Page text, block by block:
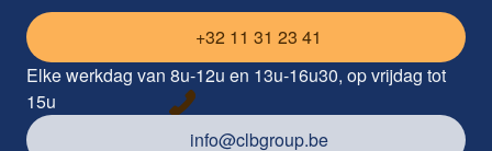
+32 11 31 23 41
Elke werkdag van 8u-12u en 13u-16u30, op vrijdag tot
15u
info@clbgroup.be